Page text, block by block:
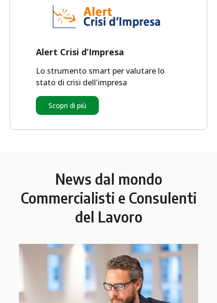
Alert Crisi d’Impresa
Lo strumento smart per valutare lo
stato di crisi dell'impresa
Scopri di più
News dal mondo
Commercialisti e Consulenti
del Lavoro